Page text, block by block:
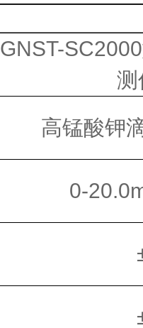
GNST-SC2000
测
高锰酸钾
0-